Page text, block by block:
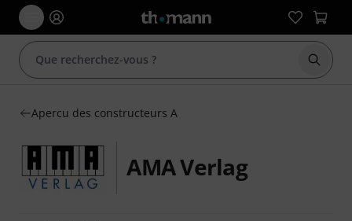
Apercu des constructeurs A
AMA Verlag